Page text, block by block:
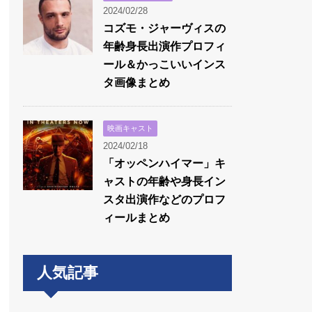
2024/02/28
コズモ・ジャーヴィスの
年齢身長出演作プロフィ
ール＆かっこいいインス
タ画像まとめ
映画キャスト
2024/02/18
「オッペンハイマー」キ
ャストの年齢や身長イン
スタ出演作などのプロフ
ィールまとめ
人気記事